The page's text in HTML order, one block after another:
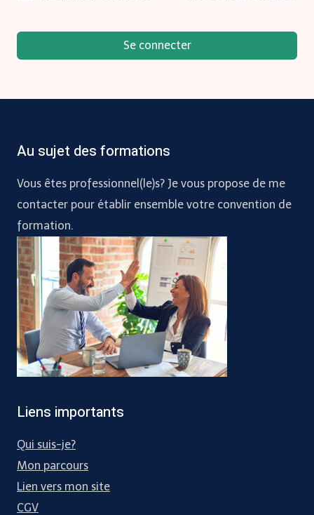
Se connecter
Au sujet des formations
Vous êtes professionnel(le)s? Je vous propose de me
contacter pour établir ensemble votre convention de
formation.
Liens importants
Qui suis-je?
Mon parcours
Lien vers mon site
CGV